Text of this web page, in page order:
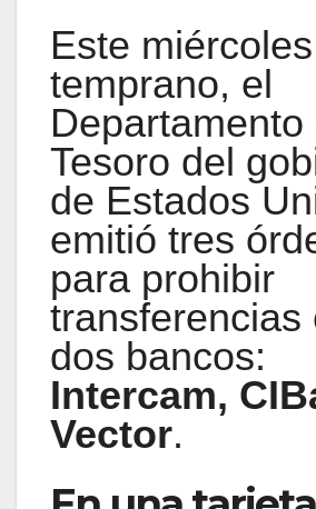
Este
temprano, el
Departamento
Tesoro del
de Estados
emitió tres
para prohibir
transferencias
dos bancos:
Intercam,
Vector.